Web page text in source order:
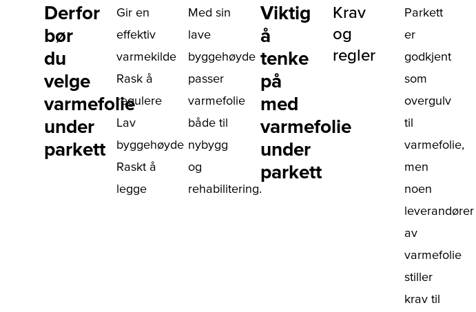
Derfor
bør
du
velge
varmefolie
under
parkett
Gir en
effektiv
varmekilde
Rask å
regulere
Lav
byggehøyde
Raskt å
legge
Med sin
lave
byggehøyde
passer
varmefolie
både til
nybygg
og
rehabilitering.
Viktig
å
tenke
på
med
varmefolie
under
parkett
Krav
og
regler
Parkett
er
godkjent
som
overgulv
til
varmefolie,
men
noen
leverandører
av
varmefolie
stiller
krav til